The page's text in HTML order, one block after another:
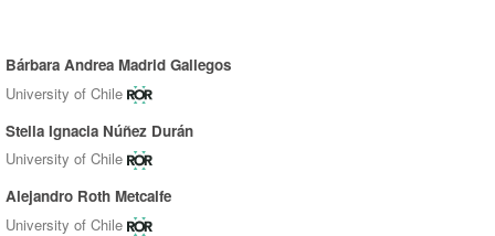
Authors
Bárbara Andrea Madrid Gallegos
University of Chile
Stella Ignacia Núñez Durán
University of Chile
Alejandro Roth Metcalfe
University of Chile